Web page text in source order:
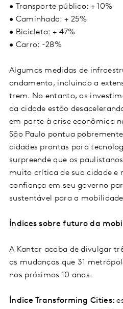
•
Transporte público: + 10%
• Caminhada: + 25%
• Bicicleta: + 47%
• Carro: -28%
Algumas medidas de
andamento, incluindo a
trem. No entanto, os
da cidade estão
em parte à crise econômica
São Paulo pontua
cidades prontas para
surpreende que os
muito crítica de sua cidade e
confiança em seu governo
sustentável para a
Índices sobre futuro da
A Kantar acaba de divulgar
as mudanças que 31
nos próximos 10 anos.
Índice Transforming Cities: